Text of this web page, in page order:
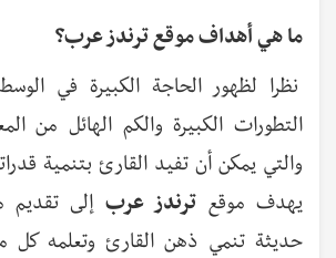
ما هي أهداف موقع ترندز عرب؟
نظرا لظهور الحاجة الكبيرة في
التطورات الكبيرة والكم الهائل من
والتي يمكن أن تفيد القارئ بتنمية
يهدف موقع ترندز عرب إلى تقديم
حديثة تنمي ذهن القارئ وتعلمه كل